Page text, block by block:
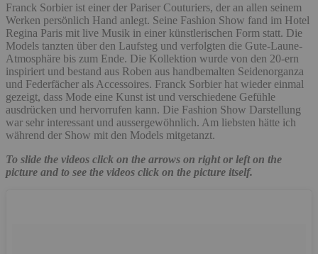
Franck Sorbier ist einer der Pariser Couturiers, der an allen seinem
Werken persönlich Hand anlegt. Seine Fashion Show fand im Hotel
Regina Paris mit live Musik in einer künstlerischen Form statt. Die
Models tanzten über den Laufsteg und verfolgten die Gute-Laune-
Atmosphäre bis zum Ende. Die Kollektion wurde von den 20-ern
inspiriert und bestand aus Roben aus handbemalten Seidenorganza
und Federfächer als Accessoires. Franck Sorbier hat wieder einmal
gezeigt, dass Mode eine Kunst ist und verschiedene Gefühle
ausdrücken und hervorrufen kann. Die Fashion Show Darstellung
war sehr interessant und aussergewöhnlich. Am liebsten hätte ich
während der Show mit den Models mitgetanzt.
To slide the videos click on the arrows on right or left on the
picture and to see the videos click on the picture itself.